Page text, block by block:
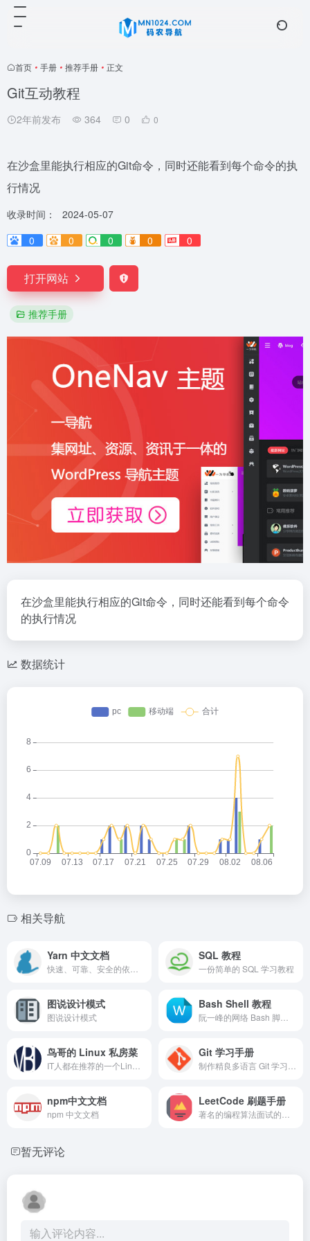
首页 • 手册 • 推荐手册 • 正文
Git互动教程
2年前发布 364 0 0
在沙盒里能执行相应的Git命令，同时还能看到每个命令的执
行情况
收录时间：
2024-05-07
0
0 0 0 0
打开网站
推荐手册
在沙盒里能执行相应的Git命令，同时还能看到每个命令
的执行情况
数据统计
相关导航
Yarn 中文文档 SQL 教程
一份简单的 SQL 学习教程
图说设计模式
图说设计模式
Bash Shell 教程
鸟哥的 Linux 私房菜 Git 学习手册
npm中文文档
npm 中文文档
LeetCode 刷题手册
暂无评论